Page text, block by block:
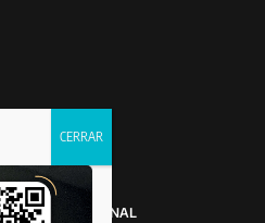
NACIONAL